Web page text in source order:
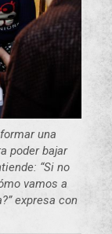
una
poder bajar
“Si no
vamos a
expresa con